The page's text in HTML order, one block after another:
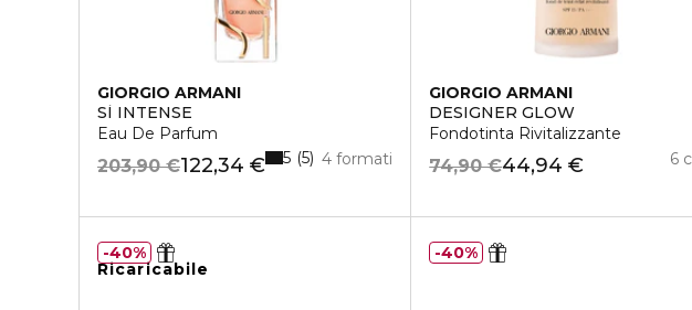
GIORGIO ARMANI
SÌ INTENSE
Eau De Parfum
122,34 €
203,90 € 4 formati
5 5
GIORGIO ARMANI
DESIGNER GLOW
Fondotinta Rivitalizzante
44,94 €
74,90 € 6
Ricaricabile
40% 40%